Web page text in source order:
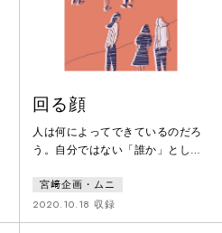
回る顔
人は何によってできているのだろ
う。自分ではない「誰か」とし
を毎日しているような気分で生き
ている気もする。他者の知覚を追
体験することはできるのか。「痕
宮﨑企画・ムニ
2020.10.18 収録